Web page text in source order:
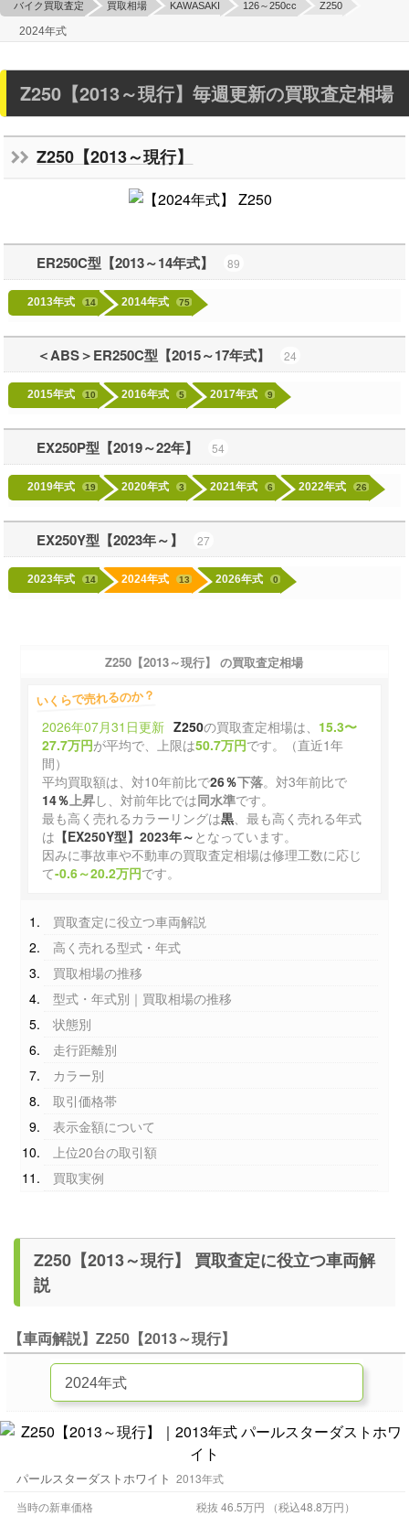
バイク買取査定 買取相場 KAWASAKI 126～250cc Z250
2024年式
Z250【2013～現行】毎週更新の買取査定相場
Z250【2013～現行】
ER250C型【2013～14年式】 89
2013年式 14 2014年式 75
＜ABS＞ER250C型【2015～17年式】 24
2015年式 10 2016年式 5 2017年式 9
EX250P型【2019～22年】 54
2019年式 19 2020年式 3 2021年式 6 2022年式 26
EX250Y型【2023年～】 27
2023年式 14 2024年式 13 2026年式 0
Z250【2013～現行】 の買取査定相場
いくらで売れるのか？
2026年07月31日更新 Z250の買取査定相場は、 15.3〜
27.7万円が平均で、上限は50.7万円です。（直近1年
間）
平均買取額は、対10年前比で26％下落。対3年前比で
14％上昇し、対前年比では同水準です。
最も高く売れるカラーリングは黒、最も高く売れる年式
は 【EX250Y型】2023年～ となっています。
因みに事故車や不動車の買取査定相場は修理工数に応じ
て-0.6～20.2万円です。
買取査定に役立つ車両解説
高く売れる型式・年式
買取相場の推移
型式・年式別｜買取相場の推移
状態別
走行距離別
カラー別
取引価格帯
表示金額について
上位20台の取引額
買取実例
Z250【2013～現行】 買取査定に役立つ車両解
説
【車両解説】Z250【2013～現行】
パールスターダストホワイト 2013年式
当時の新車価格
税抜 46.5万円 （税込48.8万円）